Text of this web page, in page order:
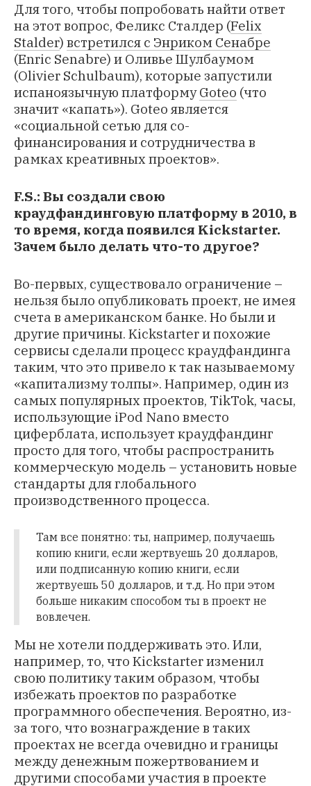
Для того, чтобы попробовать найти ответ
на этот вопрос, Феликс Сталдер (Felix
Stalder) встретился с Энриком Сенабре
(Enric Senabre) и Оливье Шулбаумом
(Olivier Schulbaum), которые запустили
испаноязычную платформуGoteo (что
значит «капать»). Goteo является
«социальной сетью для со-
финансирования и сотрудничества в
рамках креативных проектов».
F.S.: Вы создали свою
краудфандинговую платформу в 2010, в
то время, когда появился Kickstarter.
Зачем было делать что-то другое?
Во-первых, существовало ограничение –
нельзя было опубликовать проект, не имея
счета в американском банке. Но были и
другие причины. Kickstarter и похожие
сервисы сделали процесс краудфандинга
таким, что это привело к так называемому
«капитализму толпы». Например, один из
самых популярных проектов, TikTok, часы,
использующие iPod Nano вместо
циферблата, использует краудфандинг
просто для того, чтобы распространить
коммерческую модель – установить новые
стандарты для глобального
производственного процесса.
Там все понятно: ты, например, получаешь
копию книги, если жертвуешь 20 долларов,
или подписанную копию книги, если
жертвуешь 50 долларов, и т.д. Но при этом
больше никаким способом ты в проект не
вовлечен.
Мы не хотели поддерживать это. Или,
например, то, что Kickstarter изменил
свою политику таким образом, чтобы
избежать проектов по разработке
программного обеспечения. Вероятно, из-
за того, что вознаграждение в таких
проектах не всегда очевидно и границы
между денежным пожертвованием и
другими способами участия в проекте